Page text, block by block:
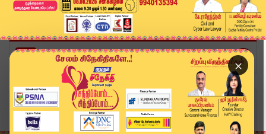
×
Home
வீடியோ ஸ்டோரி
திமுக ஆட்சியில் ரூ.400 கோடிக்கு மேல் ஊழல்'' - ...